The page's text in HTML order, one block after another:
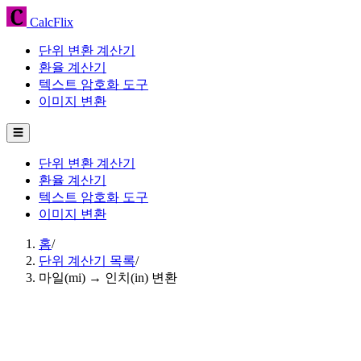
CalcFlix
단위 변환 계산기
환율 계산기
텍스트 암호화 도구
이미지 변환
☰
단위 변환 계산기
환율 계산기
텍스트 암호화 도구
이미지 변환
홈/
단위 계산기 목록/
마일(mi) → 인치(in) 변환